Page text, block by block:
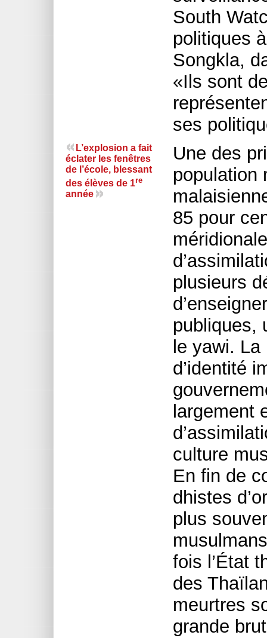
South
politiques
Songkla,
«Ils sont
ses
L’explosion a fait
éclater les fenêtres
de l’école, blessant
des élèves de 1re
année
Une des
population
85 pour
plusieurs
publiques,
le yawi.
d’identité
largement
culture
En fin de
dhistes
plus
fois l’État
des
meurtres
grande